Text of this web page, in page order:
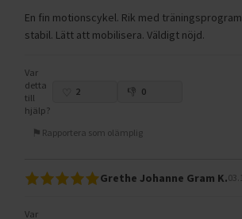
En fin motionscykel. Rik med
stabil. Lätt att mobilisera. Väldigt nöjd.
Var
detta
till
hjälp?
2 0
Rapportera som olämplig
Grethe Johanne Gram K.
Var